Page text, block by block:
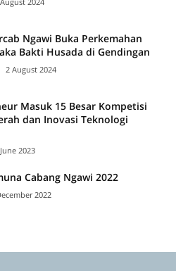
Ngawi Buka Perkemahan
Bakti Husada di Gendingan
2 August 2024
Masuk 15 Besar Kompetisi
dan Inovasi Teknologi
2023
Cabang Ngawi 2022
2022